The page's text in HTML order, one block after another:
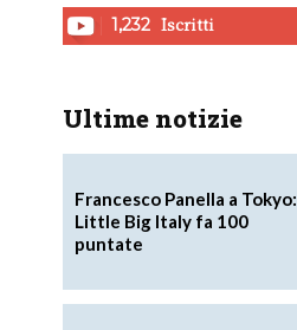
1,232 Iscritti
Ultime notizie
Francesco Panella a Tokyo:
Little Big Italy fa 100
puntate